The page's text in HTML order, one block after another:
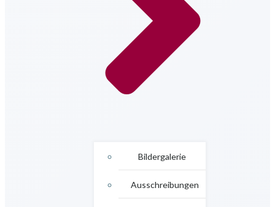
Bildergalerie
Ausschreibungen